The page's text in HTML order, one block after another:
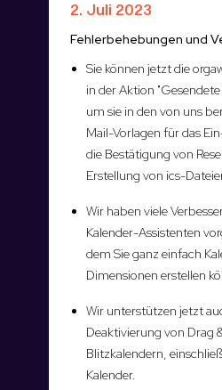
2. Juli 2023
Fehlerbehebungen und
Sie können jetzt die
in der Aktion
um sie in den von uns
Mail-Vorlagen für das
die Bestätigung von
Erstellung von ics-
Wir haben viele
Kalender-Assistenten
dem Sie ganz einfach
Dimensionen erstellen
Wir unterstützen jetzt
Deaktivierung von Drag
Blitzkalendern,
Kalender.